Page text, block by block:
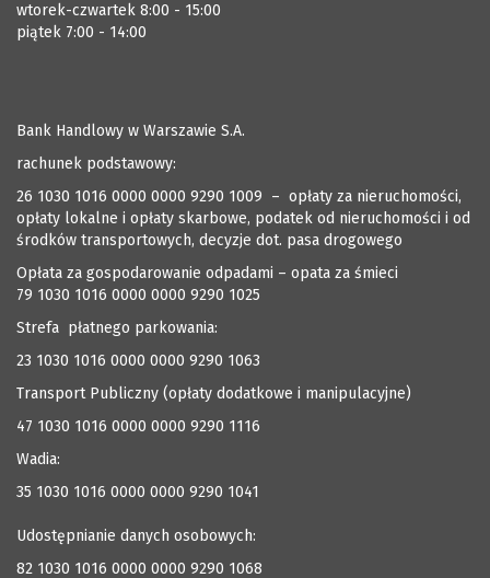
wtorek-czwartek 8:00 - 15:00
piątek 7:00 - 14:00
Bank Handlowy w Warszawie S.A.
rachunek podstawowy:
26 1030 1016 0000 0000 9290 1009 – opłaty za nieruchomości,
opłaty lokalne i opłaty skarbowe, podatek od nieruchomości i od
środków transportowych, decyzje dot. pasa drogowego
Opłata za gospodarowanie odpadami – opata za śmieci
79 1030 1016 0000 0000 9290 1025
Strefa płatnego parkowania:
23 1030 1016 0000 0000 9290 1063
Transport Publiczny (opłaty dodatkowe i manipulacyjne)
47 1030 1016 0000 0000 9290 1116
Wadia:
35 1030 1016 0000 0000 9290 1041
Udostępnianie danych osobowych:
82 1030 1016 0000 0000 9290 1068